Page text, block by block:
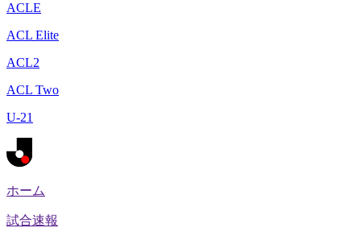
ACLE
ACL Elite
ACL2
ACL Two
U-21
ホーム
試合速報